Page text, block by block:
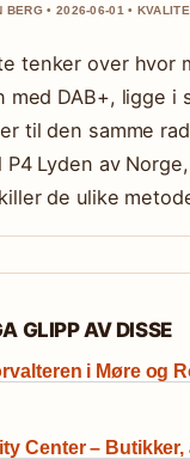
BERG • 2026-06-01 •
tenker over hvor
med DAB+, ligge i
til den samme
Lyden av
de ulike
GLIPP AV DISSE
i Møre og
Center –